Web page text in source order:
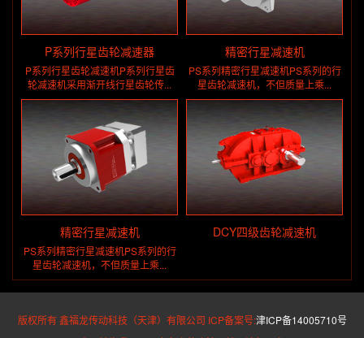
P系列行星齿轮减速器
P系列行星齿轮减速机P系列行星齿
轮减速机采用渐开线行星齿轮传...
精密行星减速机
PS系列精密行星减速机PS系列的行
星齿轮减速机，不但质量上乘...
精密行星减速机
PS系列精密行星减速机PS系列的行
星齿轮减速机，不但质量上乘...
DCY四级齿轮减速机
版权所有 鑫福龙传动科技（天津）有限公司 ICP备案号:津ICP备14005710号